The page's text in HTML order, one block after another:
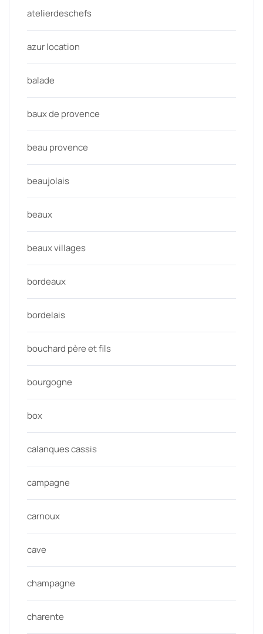
atelierdeschefs
azur location
balade
baux de provence
beau provence
beaujolais
beaux
beaux villages
bordeaux
bordelais
bouchard père et fils
bourgogne
box
calanques cassis
campagne
carnoux
cave
champagne
charente